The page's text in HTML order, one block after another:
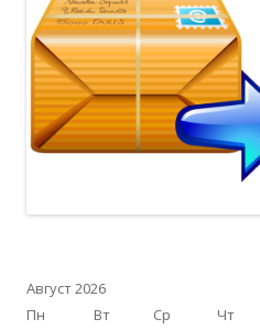
Август 2026
Пн
Вт Ср Чт